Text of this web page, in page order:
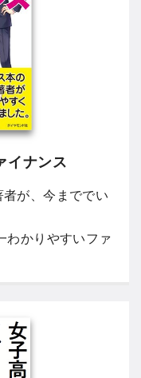
イナンス
が、今まででい
わかりやすいファ